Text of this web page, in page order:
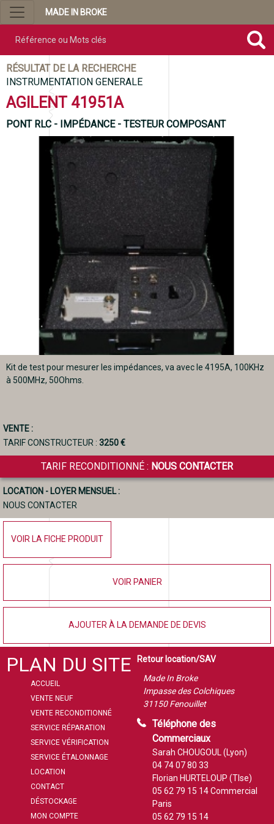
MADE IN BROKE
RÉSULTAT DE LA RECHERCHE
INSTRUMENTATION GENERALE
AGILENT 41951A
PONT RLC - IMPÉDANCE - TESTEUR COMPOSANT
Kit de test pour mesurer les impédances, va avec le 4195A, 100KHz
à 500MHz, 50Ohms.
VENTE :
TARIF CONSTRUCTEUR : 3250 €
TARIF RECONDITIONNÉ : NOUS CONTACTER
LOCATION - LOYER MENSUEL :
NOUS CONTACTER
VOIR LA FICHE PRODUIT
VOIR PANIER
AJOUTER À LA DEMANDE DE DEVIS
PLAN DU SITE
ACCUEIL
VENTE NEUF
VENTE RECONDITIONNÉ
SERVICE RÉPARATION
SERVICE VÉRIFICATION
SERVICE ÉTALONNAGE
LOCATION
CONTACT
DÉSTOCKAGE
MON COMPTE
Retour location/SAV
Made In Broke
Impasse des Colchiques
31150 Fenouillet
Téléphone des
Commerciaux
Sarah CHOUGOUL (Lyon)
04 74 07 80 33
Florian HURTELOUP (Tlse)
05 62 79 15 14Commercial
Paris
05 62 79 15 14